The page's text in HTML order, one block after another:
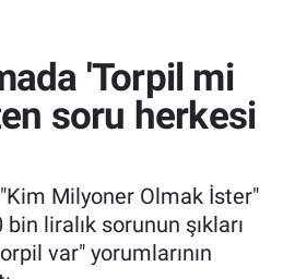
'Torpil mi
soru herkesi
Milyoner Olmak İster"
liralık sorunun şıkları
var" yorumlarının